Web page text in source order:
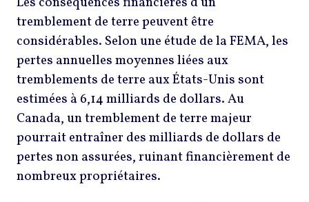
tremblement de terre peuvent être
considérables. Selon une étude de la FEMA, les
pertes annuelles moyennes liées aux
tremblements de terre aux États-Unis sont
estimées à 6,14 milliards de dollars. Au
Canada, un tremblement de terre majeur
pourrait entraîner des milliards de dollars de
pertes non assurées, ruinant financièrement de
nombreux propriétaires.